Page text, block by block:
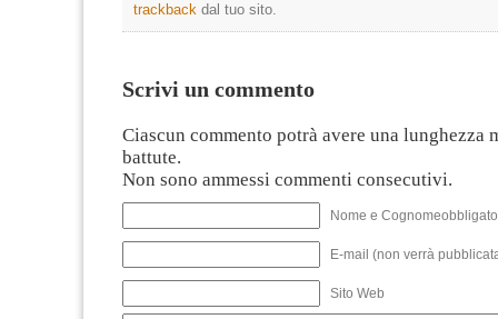
trackback dal tuo sito.
Scrivi un commento
Ciascun commento potrà avere una lunghezza
battute.
Non sono ammessi commenti consecutivi.
Nome e
E-mail (non verrà
Sito Web